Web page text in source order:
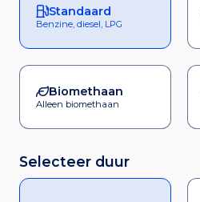
Standaard
Benzine, diesel, LPG
Biomethaan
Alleen biomethaan
Selecteer duur